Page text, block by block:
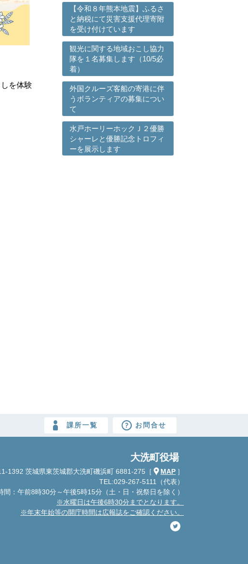
を体験
【令和８年熊本地震】ふるさ
と納税にて災害支援代理寄附
を受け付けています
観光に関する地域おこし協力
隊を１名募集します（10/5必
着）
外国クルーズ客船の寄港に伴
うボランティアの募集につい
て
水戸ホーリーホックＪ２優勝
シャーレと優勝記念トロフィ
ーを展示します
課所一覧 お問合せ
大洗町役場
1392 茨城県東茨城郡大洗町磯浜町 6881-275 ［ MAP ］
TEL:029-267-5111（代表）
間：午前8時30分～午後5時15分 （土・日・祝祭日を除く）
※水曜日は午後6時30分までとなります。
※年末年始等の開庁時間は広報誌をご確認ください。